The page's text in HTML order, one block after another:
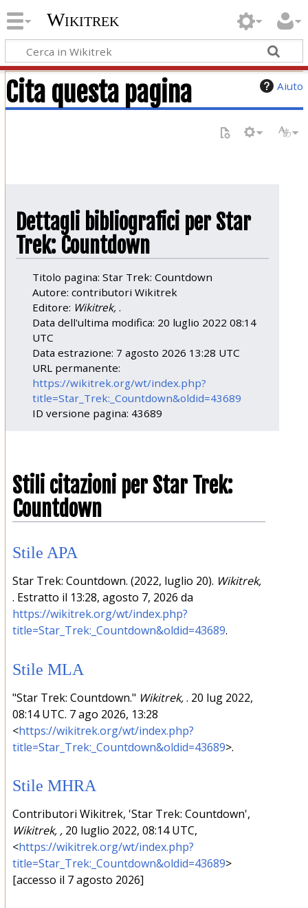
Wikitrek
Aiuto
Cita questa pagina
Dettagli bibliografici per Star
Trek: Countdown
Titolo pagina: Star Trek: Countdown
Autore: contributori Wikitrek
Editore: Wikitrek,.
Data dell'ultima modifica: 20 luglio 2022 08:14
UTC
Data estrazione: 7 agosto 2026 13:28 UTC
URL permanente:
https://wikitrek.org/wt/index.php?
title=Star_Trek:_Countdown&oldid=43689
ID versione pagina: 43689
Stili citazioni per Star Trek:
Countdown
Stile APA
Star Trek: Countdown. (2022, luglio 20). Wikitrek,
. Estratto il 13:28, agosto 7, 2026 da
https://wikitrek.org/wt/index.php?
title=Star_Trek:_Countdown&oldid=43689.
Stile MLA
"Star Trek: Countdown." Wikitrek,. 20 lug 2022,
08:14 UTC. 7 ago 2026, 13:28
<https://wikitrek.org/wt/index.php?
title=Star_Trek:_Countdown&oldid=43689>.
Stile MHRA
Contributori Wikitrek, 'Star Trek: Countdown',
Wikitrek, ,20 luglio 2022, 08:14 UTC,
<https://wikitrek.org/wt/index.php?
title=Star_Trek:_Countdown&oldid=43689>
[accesso il 7 agosto 2026]